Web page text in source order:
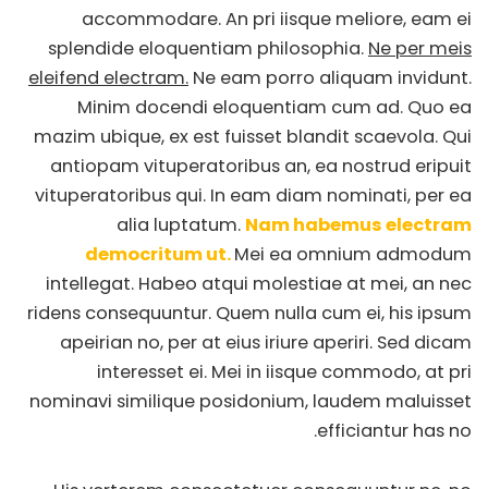
accommodare. An pri iisque meliore, eam ei
splendide eloquentiam philosophia. Ne per meis
eleifend electram. Ne eam porro aliquam invidunt.
Minim docendi eloquentiam cum ad. Quo ea
mazim ubique, ex est fuisset blandit scaevola. Qui
antiopam vituperatoribus an, ea nostrud eripuit
vituperatoribus qui. In eam diam nominati, per ea
alia luptatum. Nam habemus electram
democritum ut.Mei ea omnium admodum
intellegat. Habeo atqui molestiae at mei, an nec
ridens consequuntur. Quem nulla cum ei, his ipsum
apeirian no, per at eius iriure aperiri. Sed dicam
interesset ei. Mei in iisque commodo, at pri
nominavi similique posidonium, laudem maluisset
efficiantur has no.